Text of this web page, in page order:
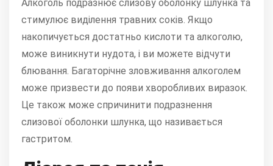
Алкоголь подразнює слизову оболонку шлунка та
стимулює виділення травних соків. Якщо
накопичується достатньо кислоти та алкоголю,
може виникнути нудота, і ви можете відчути
блювання. Багаторічне зловживання алкоголем
може призвести до появи хворобливих виразок.
Це також може спричинити подразнення
слизової оболонки шлунка, що називається
гастритом.